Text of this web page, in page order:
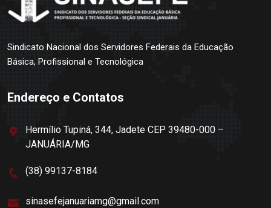
Sindicato Nacional dos Servidores Federais da Educação
Básica, Profissional e Tecnológica
Endereço e Contatos
Hermílio Tupiná, 344, Jadete CEP 39480-000 –
JANUÁRIA/MG
(38) 99137-8184
sinasefejanuariamg@gmail.com